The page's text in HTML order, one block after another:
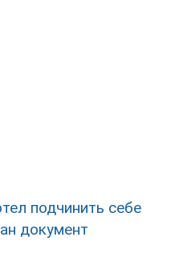
подчинить себе
документ